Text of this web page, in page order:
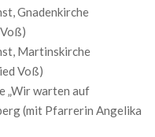
Gnadenkirche
Martinskirche
Voß)
„Wir warten auf
(mit Pfarrerin Angelika